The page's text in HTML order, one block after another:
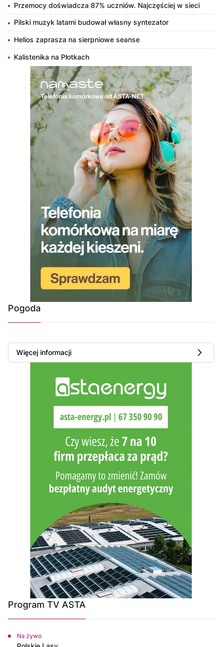
Przemocy doświadcza 87% uczniów. Najczęściej w sieci
Pilski muzyk latami budował własny syntezator
Helios zaprasza na sierpniowe seanse
Kalistenika na Płotkach
Pogoda
Więcej informacji
Program TV ASTA
Na żywo